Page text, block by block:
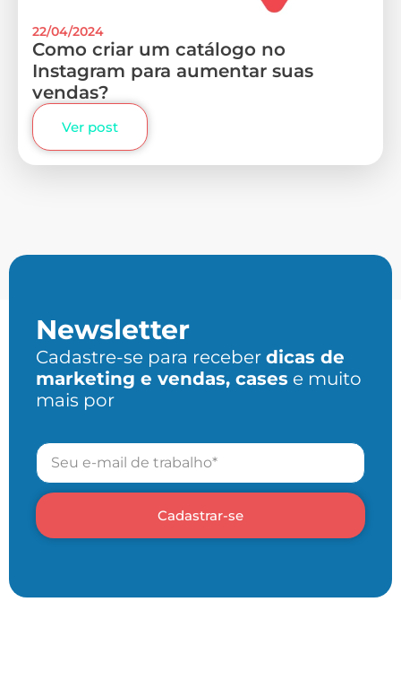
22/04/2024
Como criar um catálogo no
Instagram para aumentar suas
vendas?
Ver post
Newsletter
Cadastre-se para receber dicas de
marketing e vendas, cases e muito
mais por
Cadastrar-se